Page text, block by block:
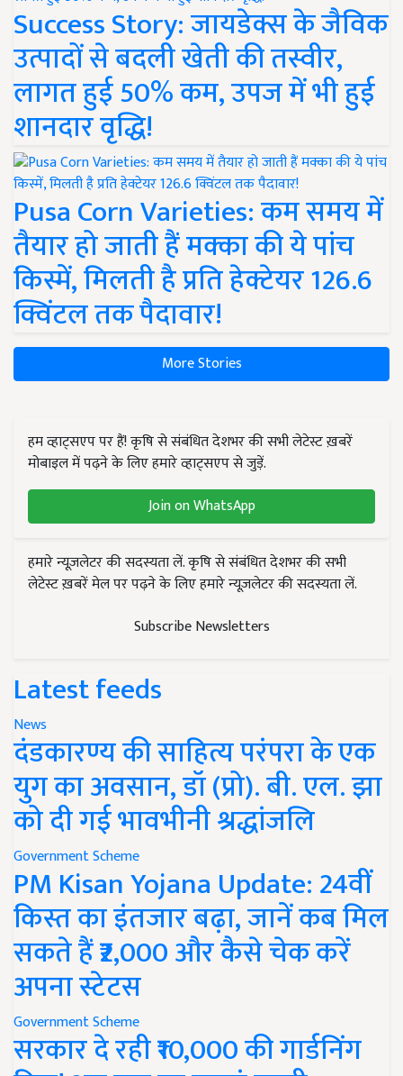
Success Story: जायडेक्स के जैविक
उत्पादों से बदली खेती की तस्वीर,
लागत हुई 50% कम, उपज में भी हुई
शानदार वृद्धि!
Pusa Corn Varieties: कम समय में
तैयार हो जाती हैं मक्का की ये पांच
किस्में, मिलती है प्रति हेक्टेयर 126.6
क्विंटल तक पैदावार!
More Stories
हम व्हाट्सएप पर हैं! कृषि से संबंधित देशभर की सभी लेटेस्ट ख़बरें
मोबाइल में पढ़ने के लिए हमारे व्हाट्सएप से जुड़ें.
Join on WhatsApp
हमारे न्यूज़लेटर की सदस्यता लें. कृषि से संबंधित देशभर की सभी
लेटेस्ट ख़बरें मेल पर पढ़ने के लिए हमारे न्यूज़लेटर की सदस्यता लें.
Subscribe Newsletters
Latest feeds
News
दंडकारण्य की साहित्य परंपरा के एक
युग का अवसान, डॉ (प्रो). बी. एल. झा
को दी गई भावभीनी श्रद्धांजलि
Government Scheme
PM Kisan Yojana Update: 24वीं
किस्त का इंतजार बढ़ा, जानें कब मिल
सकते हैं ₹2,000 और कैसे चेक करें
अपना स्टेटस
Government Scheme
सरकार दे रही ₹10,000 की गार्डनिंग